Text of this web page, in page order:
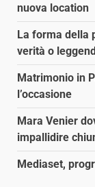
nuova location
La forma della
verità o
Matrimonio in
l’occasione
Mara Venier
impallidire
Mediaset,